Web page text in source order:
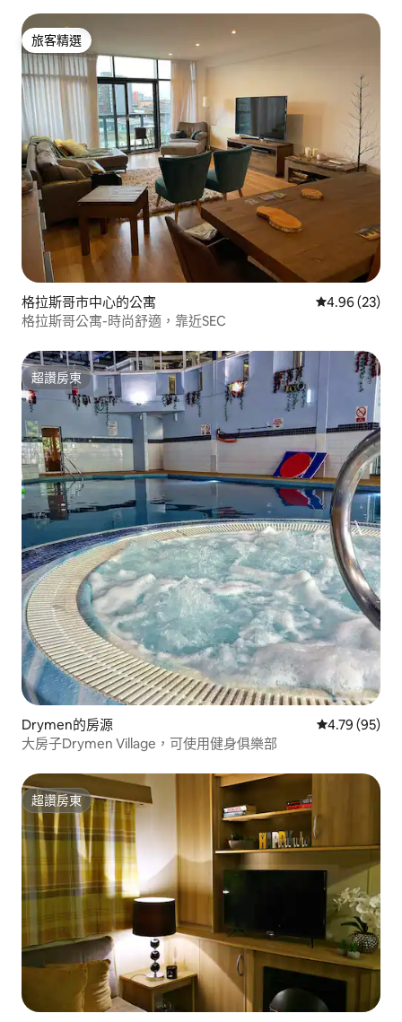
旅客精選
旅客精選
格拉斯哥市中心的公寓 從 23 則評價
4.96 (23)
格拉斯哥公寓-時尚舒適，靠近SEC
超讚房東
超讚房東
Drymen的房源 從 95 則評價
4.79 (95)
大房子Drymen Village，可使用健身俱樂部
超讚房東
超讚房東